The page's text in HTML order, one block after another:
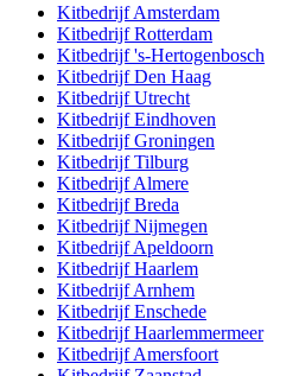
KitbedrijfAmsterdam
KitbedrijfRotterdam
Kitbedrijf's-Hertogenbosch
KitbedrijfDen Haag
KitbedrijfUtrecht
KitbedrijfEindhoven
KitbedrijfGroningen
KitbedrijfTilburg
KitbedrijfAlmere
KitbedrijfBreda
KitbedrijfNijmegen
KitbedrijfApeldoorn
KitbedrijfHaarlem
KitbedrijfArnhem
KitbedrijfEnschede
KitbedrijfHaarlemmermeer
KitbedrijfAmersfoort